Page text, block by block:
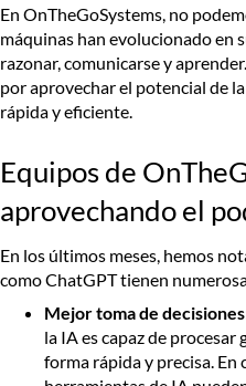
En OnTheGoSystems, no
máquinas han evolucionado en
razonar, comunicarse y
por aprovechar el potencial de
rápida y eficiente.
Equipos de
aprovechando el
En los últimos meses, hemos
como ChatGPT tienen
Mejor toma de decisiones
la IA es capaz de
forma rápida y precisa. En